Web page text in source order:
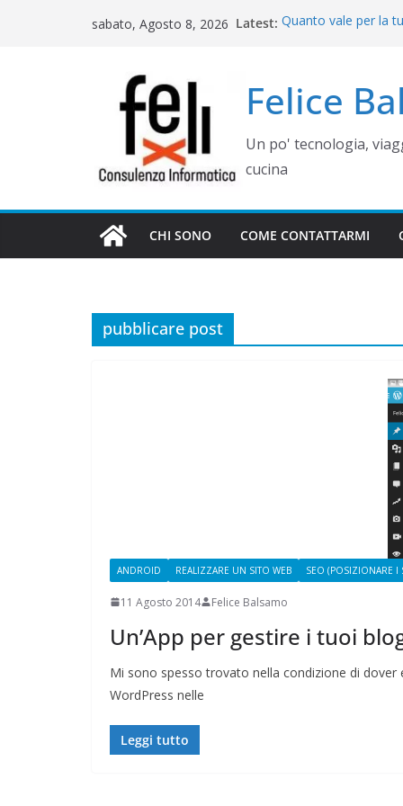
sabato, Agosto 8, 2026 Latest: Quanto vale per la
Rimettere in
Campania
Controllo operativo
gestionale su
Felice
Un po' tecnologia,
cucina
CHI SONO COME CONTATTARMI
pubblicare post
ANDROID REALIZZARE UN SITO WEB SEO (POSIZIONARE I
11 Agosto 2014 Felice Balsamo
Un’App per gestire i tuoi
Mi sono spesso trovato nella condizione di
WordPress nelle
Leggi tutto
WEB E COMUNICAZIONE
COME
CAMPAGNA